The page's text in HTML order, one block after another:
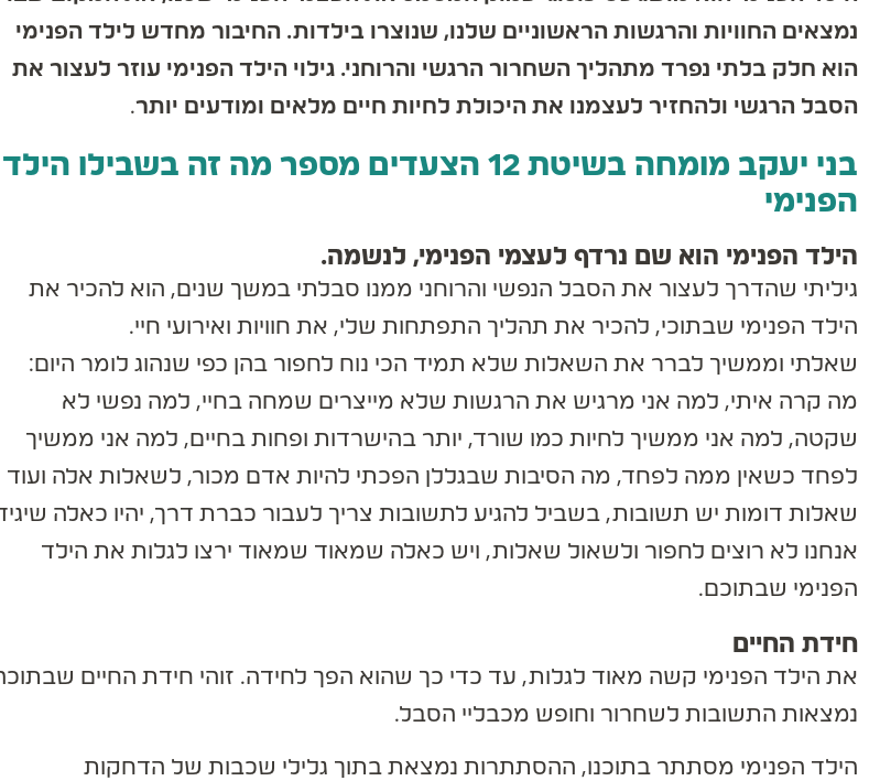
נמצאים החוויות והרגשות הראשוניים שלנו, שנוצרו בילדות. החיבור מחדש לילד הפנימי
הוא חלק בלתי נפרד מתהליך השחרור הרגשי והרוחני. גילוי הילד הפנימי עוזר לעצור את
הסבל הרגשי ולהחזיר לעצמנו את היכולת לחיות חיים מלאים ומודעים יותר.
בני יעקב מומחה בשיטת 12 הצעדים מספר מה זה בשבילו הילד
הפנימי
הילד הפנימי הוא שם נרדף לעצמי הפנימי, לנשמה.
גיליתי שהדרך לעצור את הסבל הנפשי והרוחני ממנו סבלתי במשך שנים, הוא להכיר את
הילד הפנימי שבתוכי, להכיר את תהליך התפתחות שלי, את חוויות ואירועי חיי.
שאלתי וממשיך לברר את השאלות שלא תמיד הכי נוח לחפור בהן כפי שנהוג לומר היום:
מה קרה איתי, למה אני מרגיש את הרגשות שלא מייצרים שמחה בחיי, למה נפשי לא
שקטה, למה אני ממשיך לחיות כמו שורד, יותר בהישרדות ופחות בחיים, למה אני ממשיך
לפחד כשאין ממה לפחד, מה הסיבות שבגללן הפכתי להיות אדם מכור, לשאלות אלה ועוד
שאלות דומות יש תשובות, בשביל להגיע לתשובות צריך לעבור כברת דרך, יהיו כאלה שיגידו
אנחנו לא רוצים לחפור ולשאול שאלות, ויש כאלה שמאוד שמאוד ירצו לגלות את הילד
הפנימי שבתוכם.
חידת החיים
את הילד הפנימי קשה מאוד לגלות, עד כדי כך שהוא הפך לחידה. זוהי חידת החיים שבתוכה
נמצאות התשובות לשחרור וחופש מכבליי הסבל.
הילד הפנימי מסתתר בתוכנו, ההסתתרות נמצאת בתוך גלילי שכבות של הדחקות